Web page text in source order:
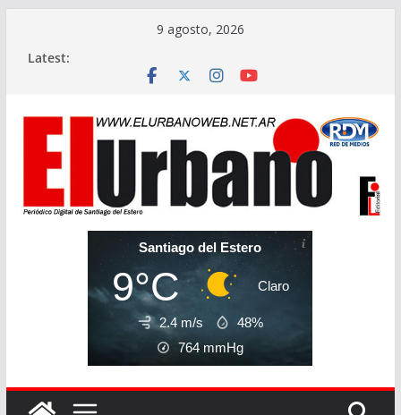
9 agosto, 2026
Latest:
Santiago del Estero
9°C Claro
2.4 m/s
48%
764 mmHg